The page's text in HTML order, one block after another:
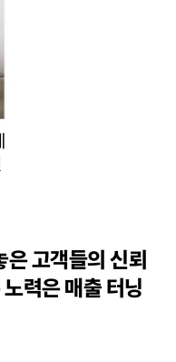
고객들의 신뢰
력은 매출 터닝